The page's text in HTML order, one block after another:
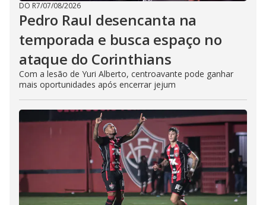
DO R7/07/08/2026
Pedro Raul desencanta na
temporada e busca espaço no
ataque do Corinthians
Com a lesão de Yuri Alberto, centroavante pode ganhar
mais oportunidades após encerrar jejum